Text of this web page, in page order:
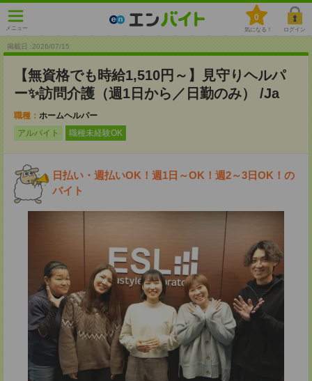
メニュー
0
気になる！ ログイン
掲載日 :2026/07/15
【無資格でも時給1,510円～】見守りヘルパ
ー✨訪問介護（週1日から／日勤のみ） /Ja
職種： ホームヘルパー
アルバイト
職種未経験OK
日払い・週払いOK！週1日～OK！週2～3日OK！の
バイト